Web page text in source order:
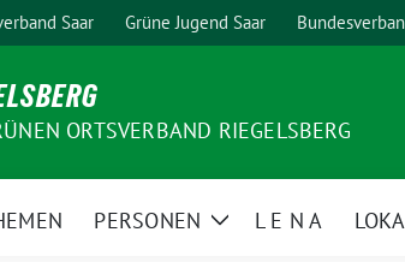
Saar Grüne Jugend Saar
ORTSVERBAND RIEGELSBERG
PERSONEN
ZeigeL E N A